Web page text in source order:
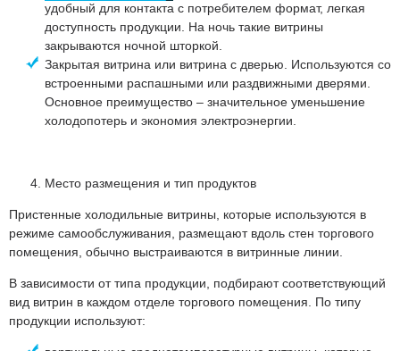
удобный для контакта с потребителем формат, легкая
доступность продукции. На ночь такие витрины
закрываются ночной шторкой.
Закрытая витрина или витрина с дверью. Используются со
встроенными распашными или раздвижными дверями.
Основное преимущество – значительное уменьшение
холодопотерь и экономия электроэнергии.
Место размещения и тип продуктов
Пристенные холодильные витрины, которые используются в
режиме самообслуживания, размещают вдоль стен торгового
помещения, обычно выстраиваются в витринные линии.
В зависимости от типа продукции, подбирают соответствующий
вид витрин в каждом отделе торгового помещения. По типу
продукции используют: